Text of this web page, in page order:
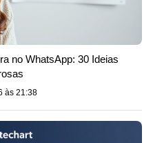
no WhatsApp: 30 Ideias
às 21:38